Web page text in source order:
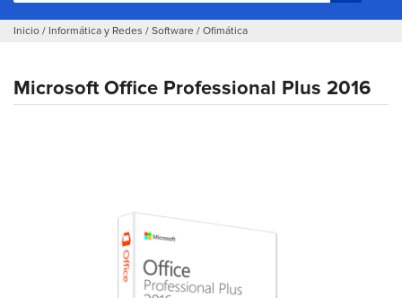
Inicio / Informática y Redes / Software / Ofimática
Microsoft Office Professional Plus 2016